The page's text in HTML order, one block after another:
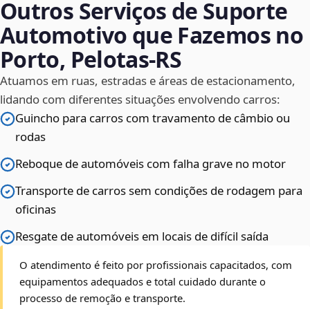
Outros Serviços de Suporte
Automotivo que Fazemos no
Porto, Pelotas‑RS
Atuamos em ruas, estradas e áreas de estacionamento,
lidando com diferentes situações envolvendo carros:
Guincho para carros com travamento de câmbio ou
rodas
Reboque de automóveis com falha grave no motor
Transporte de carros sem condições de rodagem para
oficinas
Resgate de automóveis em locais de difícil saída
O atendimento é feito por profissionais capacitados, com
equipamentos adequados e total cuidado durante o
processo de remoção e transporte.